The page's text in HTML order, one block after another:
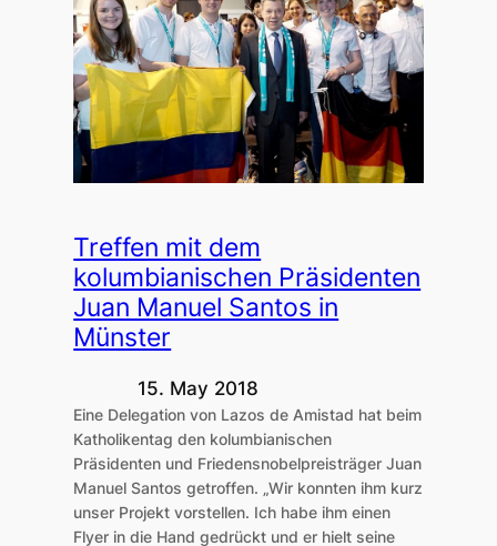
Treffen mit dem
kolumbianischen Präsidenten
Juan Manuel Santos in
Münster
15. May 2018
Eine Delegation von Lazos de Amistad hat beim
Katholikentag den kolumbianischen
Präsidenten und Friedensnobelpreisträger Juan
Manuel Santos getroffen. „Wir konnten ihm kurz
unser Projekt vorstellen. Ich habe ihm einen
Flyer in die Hand gedrückt und er hielt seine